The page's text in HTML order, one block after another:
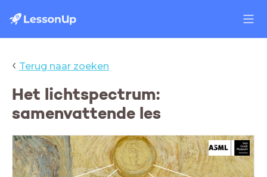
‹ Terug naar zoeken
Het lichtspectrum:
samenvattende les